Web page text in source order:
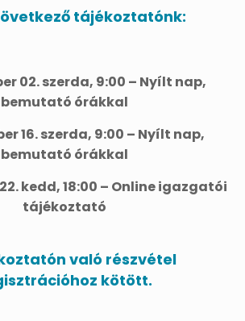
tájékoztatónk:
02. szerda, 9:00 – Nyílt nap,
bemutató órákkal
16. szerda, 9:00 – Nyílt nap,
bemutató órákkal
kedd, 18:00 – Online igazgatói
tájékoztató
való részvétel
kötött.